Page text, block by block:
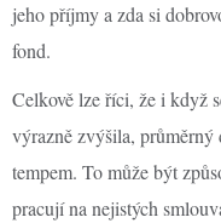
jeho příjmy a zda si
fond.
Celkově lze říci, že i když
výrazně zvýšila, průměrný
tempem. To může být
pracují na nejistých